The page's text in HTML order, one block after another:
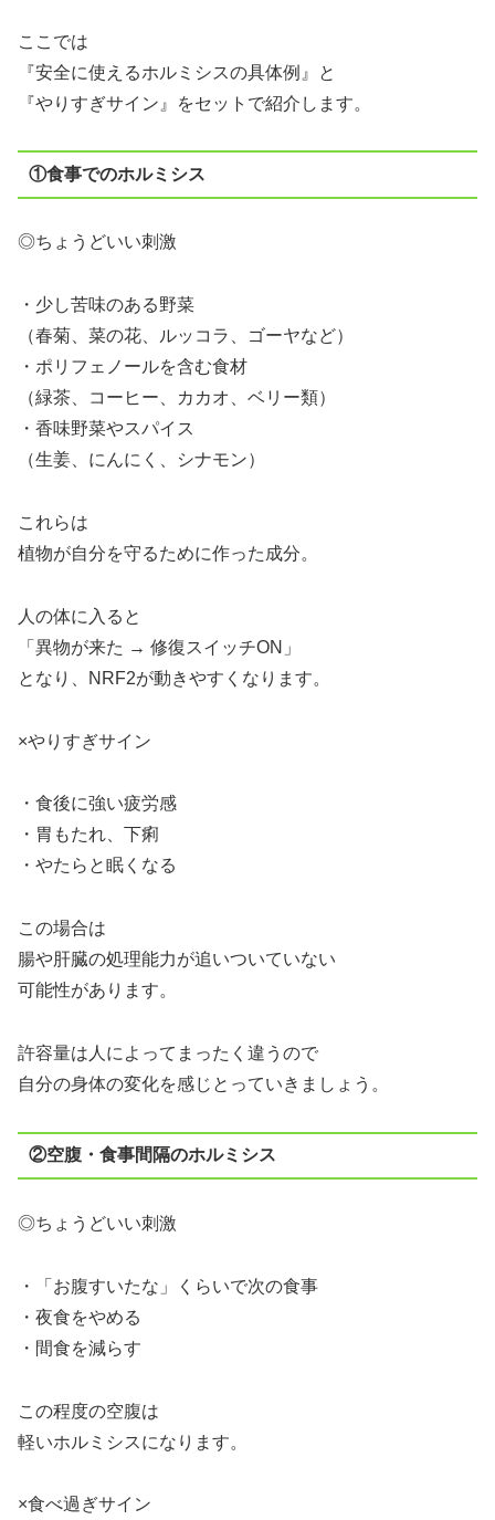
ここでは
『安全に使えるホルミシスの具体例』と
『やりすぎサイン』をセットで紹介します。
①食事でのホルミシス
◎ちょうどいい刺激
・少し苦味のある野菜
（春菊、菜の花、ルッコラ、ゴーヤなど）
・ポリフェノールを含む食材
（緑茶、コーヒー、カカオ、ベリー類）
・香味野菜やスパイス
（生姜、にんにく、シナモン）
これらは
植物が自分を守るために作った成分。
人の体に入ると
「異物が来た → 修復スイッチON」
となり、NRF2が動きやすくなります。
×やりすぎサイン
・食後に強い疲労感
・胃もたれ、下痢
・やたらと眠くなる
この場合は
腸や肝臓の処理能力が追いついていない
可能性があります。
許容量は人によってまったく違うので
自分の身体の変化を感じとっていきましょう。
②空腹・食事間隔のホルミシス
◎ちょうどいい刺激
・「お腹すいたな」くらいで次の食事
・夜食をやめる
・間食を減らす
この程度の空腹は
軽いホルミシスになります。
×食べ過ぎサイン